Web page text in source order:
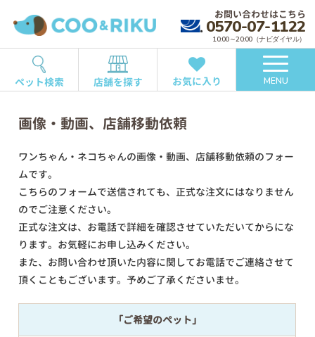
お問い合わせはこちら
0570-07-1122
10:00～20:00（ナビダイヤル）
ペット検索 店舗を探す お気に入り MENU
画像・動画、店舗移動依頼
ワンちゃん・ネコちゃんの画像・動画、店舗移動依頼のフォー
ムです。
こちらのフォームで送信されても、正式な注文にはなりません
のでご注意ください。
正式な注文は、お電話で詳細を確認させていただいてからにな
ります。お気軽にお申し込みください。
また、お問い合わせ頂いた内容に関してお電話でご連絡させて
頂くこともございます。予めご了承くださいませ。
「ご希望のペット」